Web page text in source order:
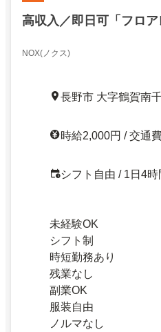
高収入／即日可「フロ
NOX(ノクス)
長野市 大字鶴賀南
時給2,000円 / 交通
シフト自由 / 1日4
未経験OK
シフト制
時短勤務あり
残業なし
副業OK
服装自由
ノルマなし